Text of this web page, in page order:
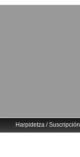
Harpidetza / Suscripción